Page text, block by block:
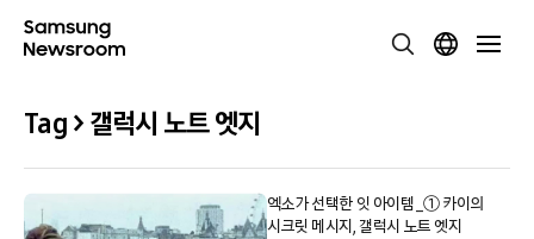
Tag > 갤럭시 노트 엣지
엑소가 선택한 잇 아이템_① 카이의
시크릿 메시지, 갤럭시 노트 엣지